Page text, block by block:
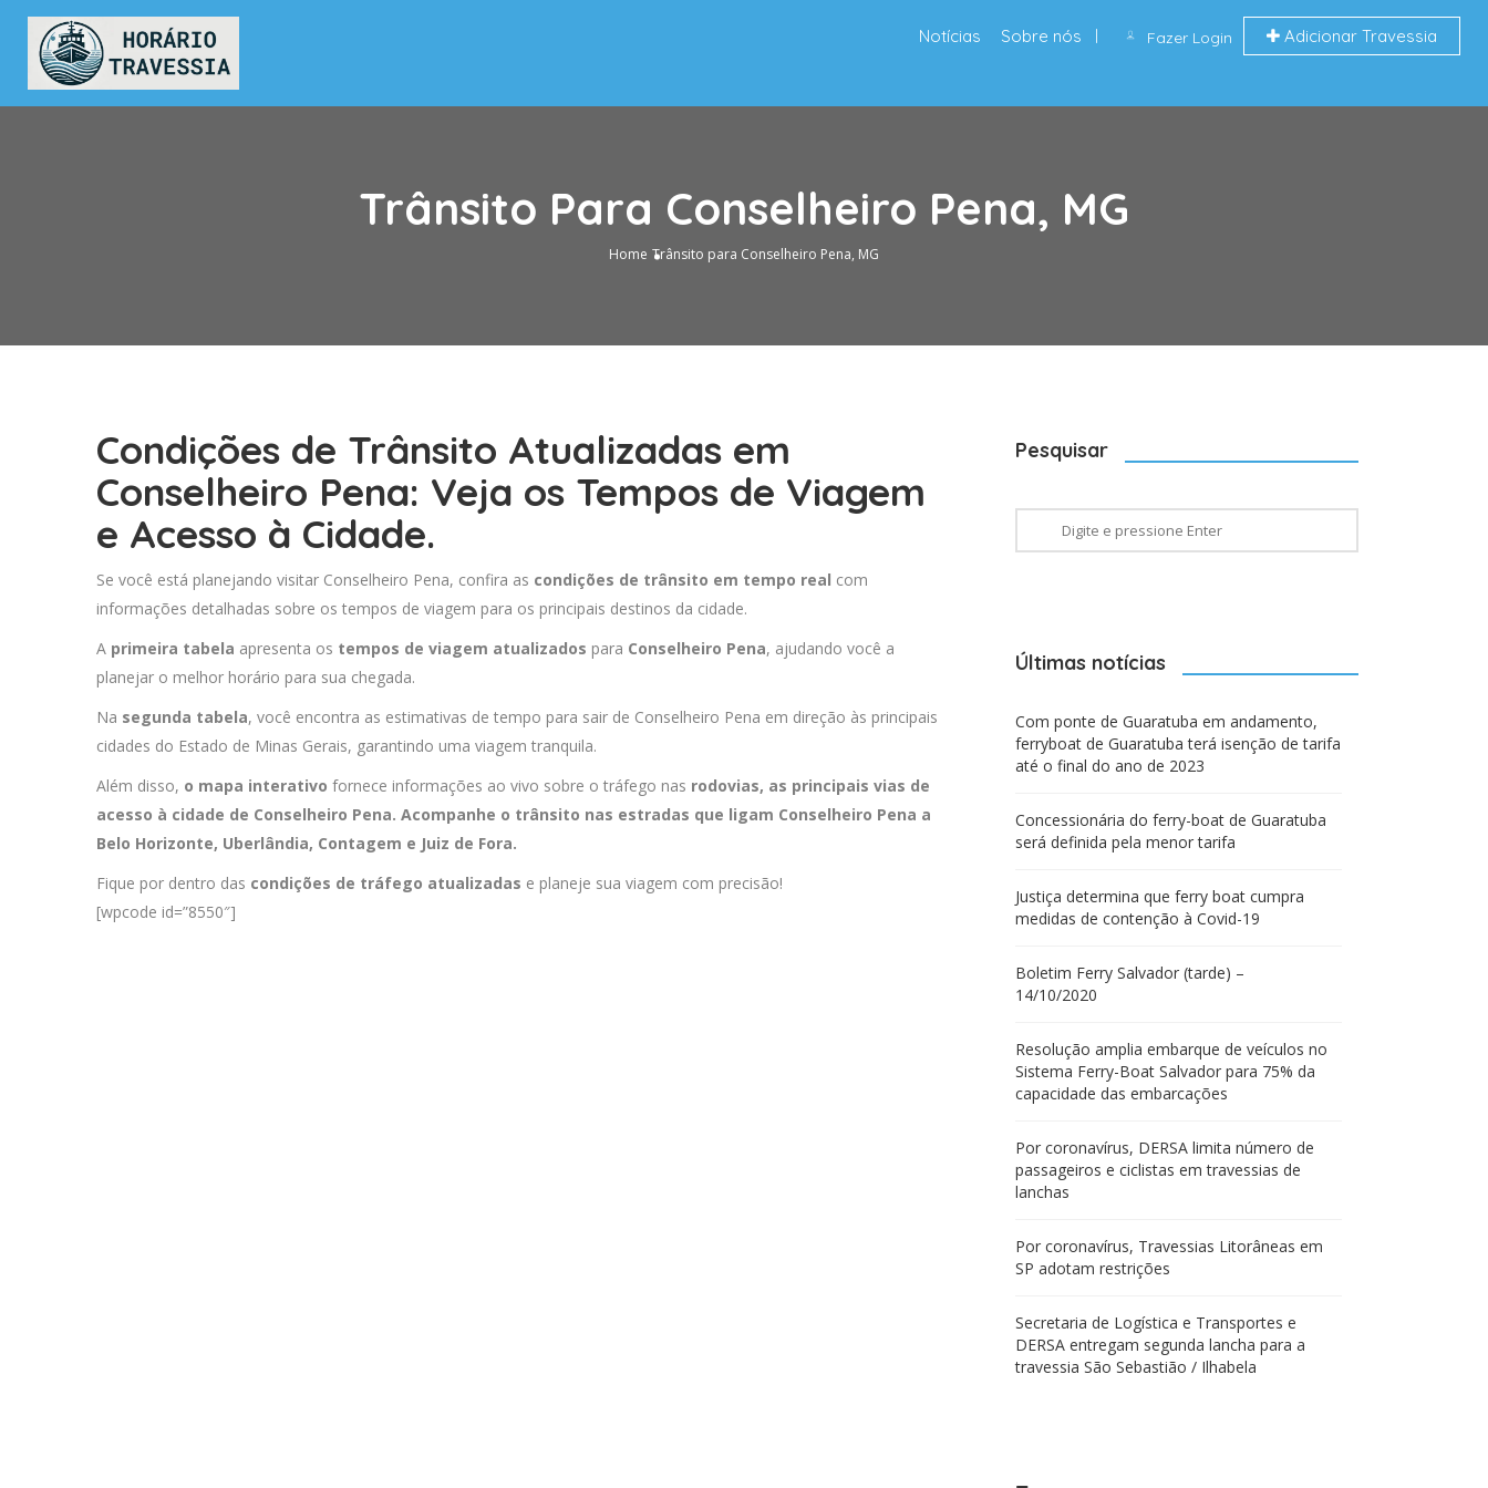
Fazer Login Adicionar Travessia
Notícias Sobre nós
Trânsito Para Conselheiro Pena, MG
Home Trânsito para Conselheiro Pena, MG
Condições de Trânsito Atualizadas em
Conselheiro Pena: Veja os Tempos de Viagem
e Acesso à Cidade.
Se você está planejando visitar Conselheiro Pena, confira as condições de trânsito em tempo real com
informações detalhadas sobre os tempos de viagem para os principais destinos da cidade.
A primeira tabela apresenta os tempos de viagem atualizados para Conselheiro Pena, ajudando você a
planejar o melhor horário para sua chegada.
Na segunda tabela, você encontra as estimativas de tempo para sair de Conselheiro Pena em direção às principais
cidades do Estado de Minas Gerais, garantindo uma viagem tranquila.
Além disso, o mapa interativo fornece informações ao vivo sobre o tráfego nas rodovias, as principais vias de
acesso à cidade de Conselheiro Pena. Acompanhe o trânsito nas estradas que ligam Conselheiro Pena a
Belo Horizonte, Uberlândia, Contagem e Juiz de Fora.
Fique por dentro das condições de tráfego atualizadas e planeje sua viagem com precisão!
[wpcode id=”8550″]
Pesquisar
Últimas notícias
Com ponte de Guaratuba em andamento,
ferryboat de Guaratuba terá isenção de tarifa
até o final do ano de 2023
Concessionária do ferry-boat de Guaratuba
será definida pela menor tarifa
Justiça determina que ferry boat cumpra
medidas de contenção à Covid-19
Boletim Ferry Salvador (tarde) –
14/10/2020
Resolução amplia embarque de veículos no
Sistema Ferry-Boat Salvador para 75% da
capacidade das embarcações
Por coronavírus, DERSA limita número de
passageiros e ciclistas em travessias de
lanchas
Por coronavírus, Travessias Litorâneas em
SP adotam restrições
Secretaria de Logística e Transportes e
DERSA entregam segunda lancha para a
travessia São Sebastião / Ilhabela